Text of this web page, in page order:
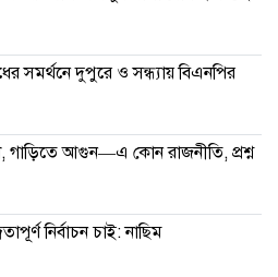
সমর্থনে দুপুরে ও সন্ধ্যায় বিএনপির
গাড়িতে আগুন—এ কোন রাজনীতি, প্রশ্ন
নির্বাচন চাই: না‌ছিম